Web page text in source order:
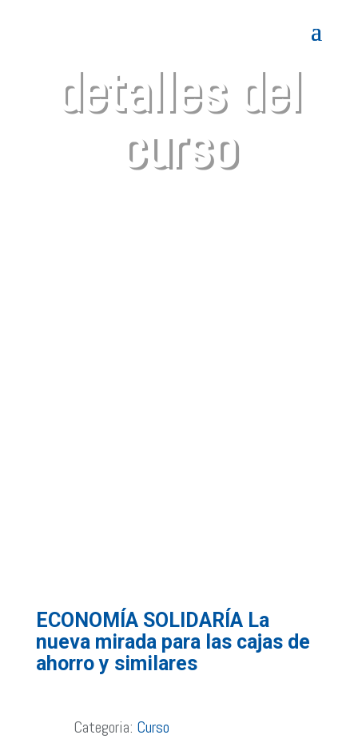
detalles del
curso
ECONOMÍA SOLIDARÍA La
nueva mirada para las cajas de
ahorro y similares
Categoria: Curso